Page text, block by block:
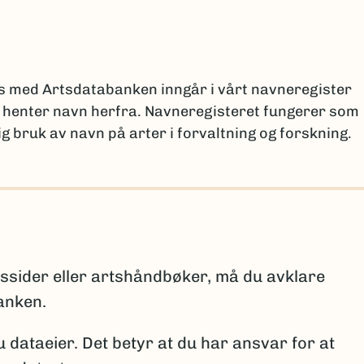
egen løsning for å dele data gjennom GBIF-
av GBIFs programvare Integrated Publishing
med installasjonen.
råd og veiledning før du begynner å bruke
med Artsdatabanken inngår i vårt navneregister
navn herfra. Navneregisteret fungerer som
bruk av navn på arter i forvaltning og forskning.
nivåene som må fylles ut er: rike – rekke –
– art, samt eventuelle underartsnivåer.
om arten er:
eller artshåndbøker, må du avklare
dataeier. Det betyr at du har ansvar for at